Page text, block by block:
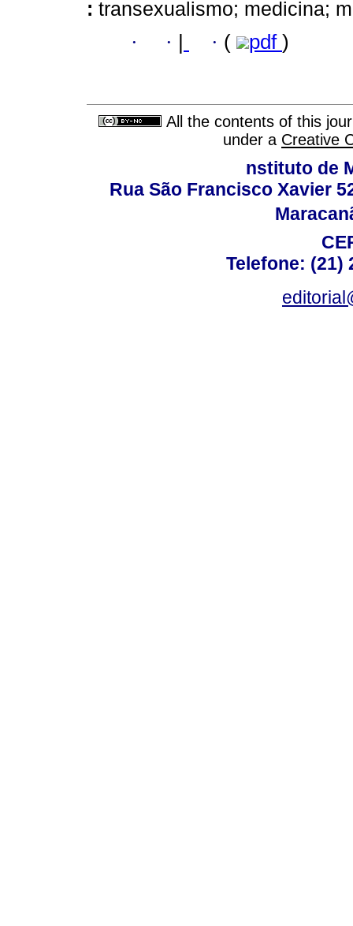
: transexualismo; medicina;
· · · ( pdf )
All the contents of this
under a Creative
nstituto de
Rua São Francisco Xavier
Telefone: (21)